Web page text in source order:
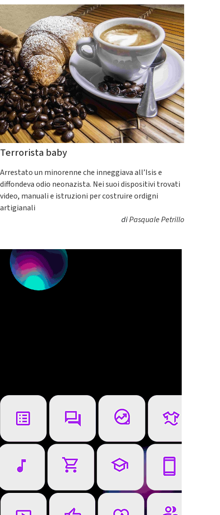
Terrorista baby
Arrestato un minorenne che inneggiava all’Isis e
diffondeva odio neonazista. Nei suoi dispositivi trovati
video, manuali e istruzioni per costruire ordigni
artigianali
diPasquale Petrillo